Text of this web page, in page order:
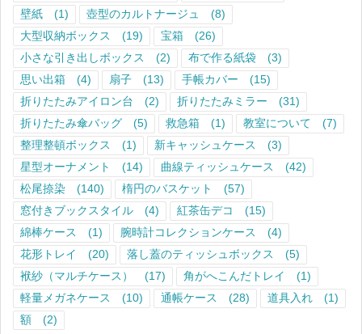
壁紙
(1) 壺型のカルトナージュ
(8)
大型収納ボックス
(19) 宝箱
(26)
小さな引き出しボックス
(2) 布で作る紙袋
(3)
思い出箱
(4) 扇子 (13) 手帳カバー
(15)
折りたたみアイロン台
(2) 折りたたみミラー
(31)
折りたたみ傘バッグ
(5) 救急箱 (1) 教室について
(7)
整理整頓ボックス
(1) 新キャッシュケース
(3)
星型オーナメント
(14) 曲線ティッシュケース
(42)
松尾捺染
(140) 楕円のバスケット
(57)
窓付きブックスタイル
(4) 紅茶缶デコ
(15)
綿棒ケース
(1) 腕時計コレクションケース
(4)
花形トレイ
(20) 落し蓋のティッシュボックス
(5)
袱紗（マルチケース）
(17) 角がへこんだトレイ
(1)
軽量メガネケース
(10) 通帳ケース (28) 道具入れ
(1)
額
(2)